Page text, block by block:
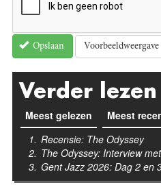
Opslaan Voorbeeldweergave
Verder lezen
Meest gelezen (actieve
Meest
Recensie: The Odyssey
The Odyssey: Interview
Gent Jazz 2026: Dag 2 en